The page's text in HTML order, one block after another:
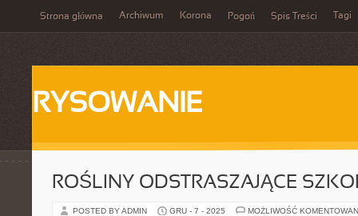
Strona główna Archiwum Korona Pogoń Spis Treści Tagi
RYSOWANIE
ROŚLINY ODSTRASZAJĄCE
POSTED BY ADMIN GRU - 7 - 2025 MOŻLIWOŚĆ